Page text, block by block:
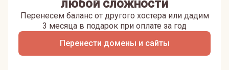
любой сложности
Перенести домены и сайты
Перенесем баланс от другого хостера или дадим
3 месяца в подарок при оплате за год